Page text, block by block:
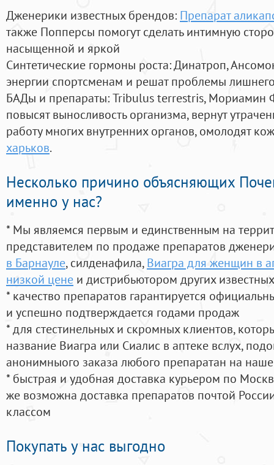
Дженерики известных брендов: Препарат
также Попперсы помогут сделать интимную
насыщенной и яркой
Синтетические гормоны роста: Динатроп,
энергии спортсменам и решат проблемы
БАДы и препараты:Tribulus terrestris, Мориамин
повысят выносливость организма, вернут
работу многих внутренних органов, омолодят
харьков.
Несколько причино объясняющих
именно у нас?
* Мы являемся первым и единственным на
представителем по продаже препаратов
в Барнауле, силденафила, Виагра для женщин в
низкой цене и дистрибьютором других
* качество препаратов гарантируется
и успешно подтверждается годами продаж
* для стестинельных и скромных клиентов,
название Виагра или Сиалис в аптеке вслух,
анонимныого заказа любого препаратан на
* быстрая и удобная доставка курьером по
же возможна доставка препаратов почтой
классом
Покупать у нас выгодно